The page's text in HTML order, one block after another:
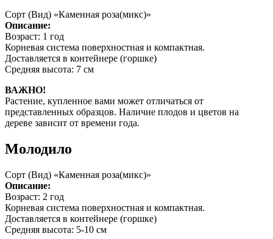
Сорт (Вид) «Каменная роза(микс)»
Описание:
Возраст: 1 год
Корневая система поверхностная и компактная.
Доставляется в контейнере (горшке)
Средняя высота: 7 см
ВАЖНО!
Растение, купленное вами может отличаться от
представленных образцов. Наличие плодов и цветов на
дереве зависит от времени года.
Молодило
Сорт (Вид) «Каменная роза(микс)»
Описание:
Возраст: 2 год
Корневая система поверхностная и компактная.
Доставляется в контейнере (горшке)
Средняя высота: 5-10 см